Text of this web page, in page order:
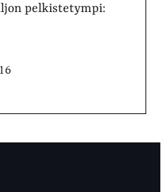
pelkistetympi: